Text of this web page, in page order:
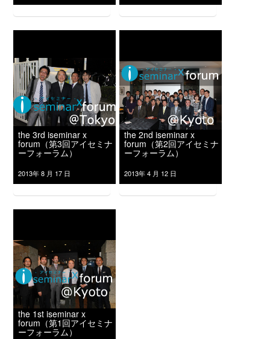
the 3rd iseminar x
forum（第3回アイセミナ
ーフォーラム）
2013年 8 月 17 日
the 2nd iseminar x
forum（第2回アイセミナ
ーフォーラム）
2013年 4 月 12 日
the 1st iseminar x
forum（第1回アイセミナ
ーフォーラム）